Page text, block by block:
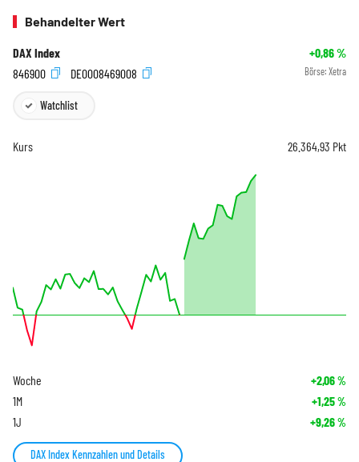
Behandelter Wert
DAX Index +0,86%
846900
DE0008469008 Börse: Xetra
Watchlist
Kurs 26.364,93 Pkt
Woche +2,06%
1M +1,25%
1J +9,26%
DAX Index Kennzahlen und Details